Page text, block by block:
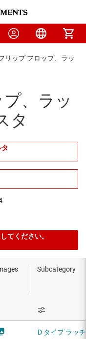
リップ フロップ、ラッチ
、ラッ
タ
てください。
Subcategory
D タイプ ラッチ